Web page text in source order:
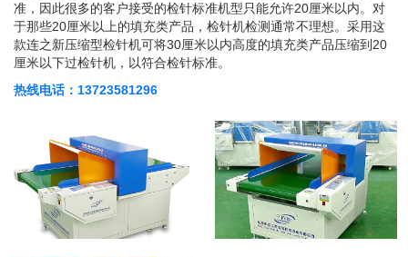
准，因此很多的客户接受的检针标准机型只能允许20厘米以内。对
于那些20厘米以上的填充类产品，检针机检测通常不理想。采用这
款连之新压缩型检针机可将30厘米以内高度的填充类产品压缩到20
厘米以下过检针机，以符合检针标准。
热线电话：13723581296